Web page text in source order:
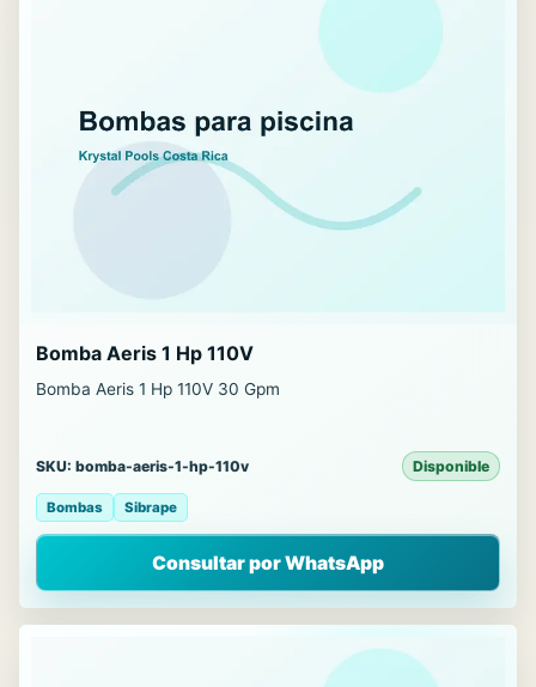
Bomba Aeris 1 Hp 110V
Bomba Aeris 1 Hp 110V 30 Gpm
SKU: bomba-aeris-1-hp-110v Disponible
Bombas Sibrape
Consultar por WhatsApp